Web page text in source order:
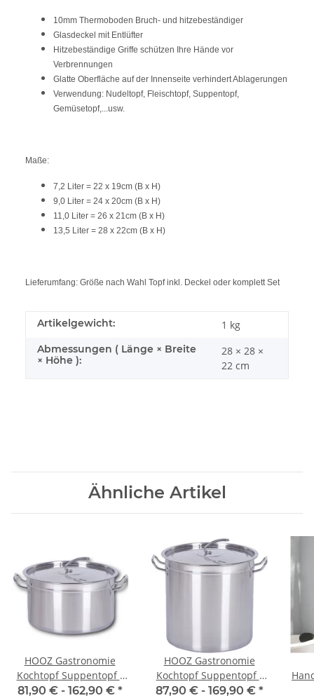
10mm Thermoboden Bruch- und hitzebeständiger
Glasdeckel mit Entlüfter
Hitzebeständige Griffe schützen Ihre Hände vor
Verbrennungen
Glatte Oberfläche auf der Innenseite verhindert Ablagerungen
Verwendung: Nudeltopf, Fleischtopf, Suppentopf,
Gemüsetopf,...usw.
Maße:
7,2 Liter = 22 x 19cm (B x H)
9,0 Liter = 24 x 20cm (B x H)
11,0 Liter = 26 x 21cm (B x H)
13,5 Liter = 28 x 22cm (B x H)
Lieferumfang: Größe nach Wahl Topf inkl. Deckel oder komplett Set
Artikelgewicht: 1 kg
Abmessungen ( Länge × Breite
× Höhe ):
28 × 28 ×
22 cm
Ähnliche Artikel
HOOZ Gastronomie
Kochtopf Suppentopf -
30 bis 100 Liter
81,90 € - 162,90 € *
HOOZ Gastronomie
Kochtopf Suppentopf -
15 bis 270 Liter
87,90 € - 169,90 € *